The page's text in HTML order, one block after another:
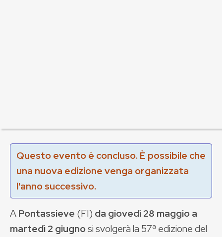
Questo evento è concluso. È possibile che
una nuova edizione venga organizzata
l'anno successivo.
APontassieve (FI) da giovedì 28 maggio a
martedì 2 giugnosi svolgerà la 57ª edizione del